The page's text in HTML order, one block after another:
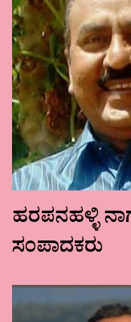
ಹರಪನಹಳ್ಳಿ
ಸಂಪಾದಕರು